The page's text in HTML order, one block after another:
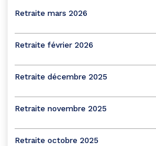
Retraite mars 2026
Retraite février 2026
Retraite décembre 2025
Retraite novembre 2025
Retraite octobre 2025